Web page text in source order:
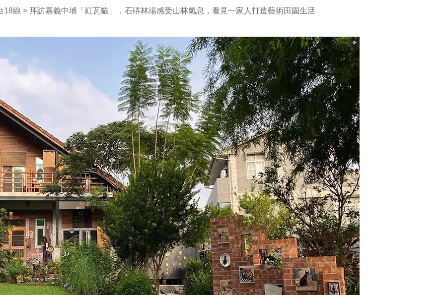
18線 > 拜訪嘉義中埔「紅瓦貓」，石硦林場感受山林氣息，看見一家人打造藝術田園生活